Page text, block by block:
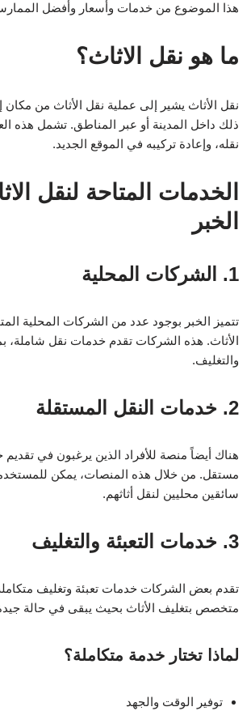
هذا الموضوع من خدمات وأسعار وأفضل
ما هو نقل الاثاث؟
نقل الأثاث يشير إلى عملية نقل الأثاث من
ذلك داخل المدينة أو عبر المناطق. تشمل هذه
نقله، وإعادة تركيبه في الموقع الجديد.
الخدمات المتاحة لنقل
الخبر
1. الشركات المحلية
تتميز الخبر بوجود عدد من الشركات المحلية
الأثاث. هذه الشركات تقدم خدمات نقل شاملة،
والتغليف.
2. خدمات النقل المستقلة
هناك أيضاً منصة للأفراد الذين يرغبون في
مستقل. من خلال هذه المنصات، يمكن
سائقين محليين لنقل أثاثهم.
3. خدمات التعبئة والتغليف
تقدم بعض الشركات خدمات تعبئة وتغليف
متخصص بتغليف الأثاث بحيث يبقى في حالة جيدة
لماذا تختار خدمة متكاملة؟
توفير الوقت والجهد